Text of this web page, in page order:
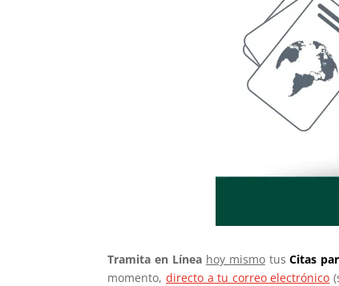
Tramita en Línea hoy mismotusCitas
momento, directo a tu correo electrónico